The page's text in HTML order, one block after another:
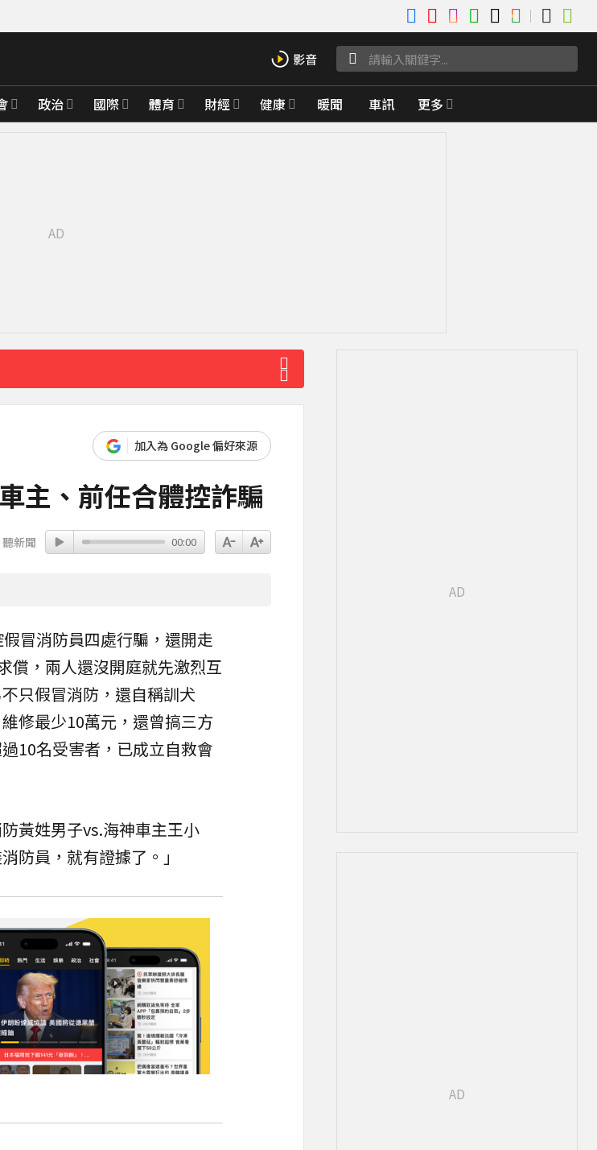
政治 國際 體育 財經 健康 暖聞 車訊 更多
加入為 Google 偏好來源
主、前任合體控詐騙
聽新聞 00:00
冒消防員四處行騙 ，還開走
償，兩人還沒開庭就先激烈互
只假冒消防，還自稱訓犬
修最少10萬元，還曾搞三方
10名受害者，已成立自救會
黃姓男子vs.海神車主王小
防員，就有證據了。」